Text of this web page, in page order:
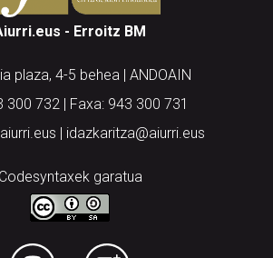
- Erroitz BM
plaza, 4-5 behea | ANDOAIN
300 732 | Faxa: 943 300 731
| idazkaritza@aiurri.eus
Codesyntaxek garatua